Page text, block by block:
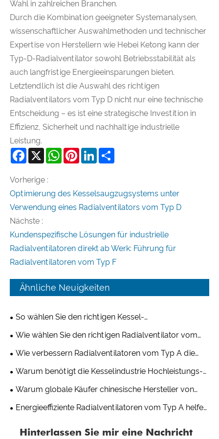
Wahl in zahlreichen Branchen.
Durch die Kombination geeigneter Systemanalysen,
wissenschaftlicher Auswahlmethoden und technischer
Expertise von Herstellern wie Hebei Ketong kann der
Typ-D-Radialventilator sowohl Betriebsstabilität als
auch langfristige Energieeinsparungen bieten.
Letztendlich ist die Auswahl des richtigen
Radialventilators vom Typ D nicht nur eine technische
Entscheidung – es ist eine strategische Investition in
Effizienz, Sicherheit und nachhaltige industrielle
Leistung.
Facebook
X WhatsAppPinterestLinkedIn
Vorherige :
Optimierung des Kesselsaugzugsystems unter
Verwendung eines Radialventilators vom Typ D
Nächste :
Kundenspezifische Lösungen für industrielle
Radialventilatoren direkt ab Werk: Führung für
Radialventilatoren vom Typ F
Ähnliche Neuigkeiten
So wählen Sie den richtigen Kessel-
Saugzugventilator für industrielle Anwendungen aus
Wie wählen Sie den richtigen Radialventilator vom
Typ D für Ihr industrielles Lüftungssystem aus?
Wie verbessern Radialventilatoren vom Typ A die
Belüftung in Lagern und Logistikzentren?
Warum benötigt die Kesselindustrie Hochleistungs-
Radialventilatoren?
Warum globale Käufer chinesische Hersteller von
Typ-C-Radialventilatoren für kundenspezifische
Projekte wählen
Energieeffiziente Radialventilatoren vom Typ A helfen
Hinterlassen Sie mir eine Nachricht